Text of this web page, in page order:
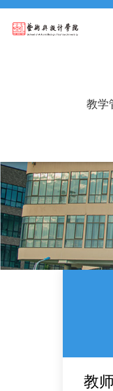
教学
教